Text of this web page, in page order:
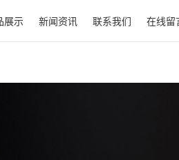
展示 新闻资讯 联系我们 在线留